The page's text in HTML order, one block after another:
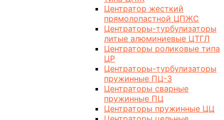
Центратор жесткий
прямолопастной ЦПЖС
Центраторы-турбулизаторы
литые алюминиевые ЦТГЛ
Центраторы роликовые типа
ЦР
Центраторы-турбулизаторы
пружинные ПЦ-3
Центраторы сварные
пружинные ПЦ
Центраторы пружинные ЦЦ